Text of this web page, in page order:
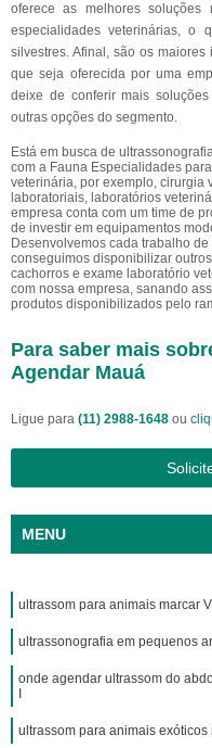
oferece as melhores
especialidades veterinárias, o
silvestres. Afinal, são os
que seja oferecida por uma
deixe de conferir mais
outras opções do segmento.
Está em busca de
com a Fauna Especialidades
veterinária, por exemplo, cirurgia
laboratoriais, laboratórios
empresa conta com um time de
de investir em equipamentos
Desenvolvemos cada trabalho
conseguimos disponibilizar
cachorros e exame laboratório
com nossa empresa, sanando
produtos disponibilizados pelo
Para saber mais
Agendar Mauá
Ligue para (11) 2988-1648 ou
MENU
ultrassom para animais marcar
ultrassonografia em pequenos
onde agendar ultrassom do
ultrassom para animais